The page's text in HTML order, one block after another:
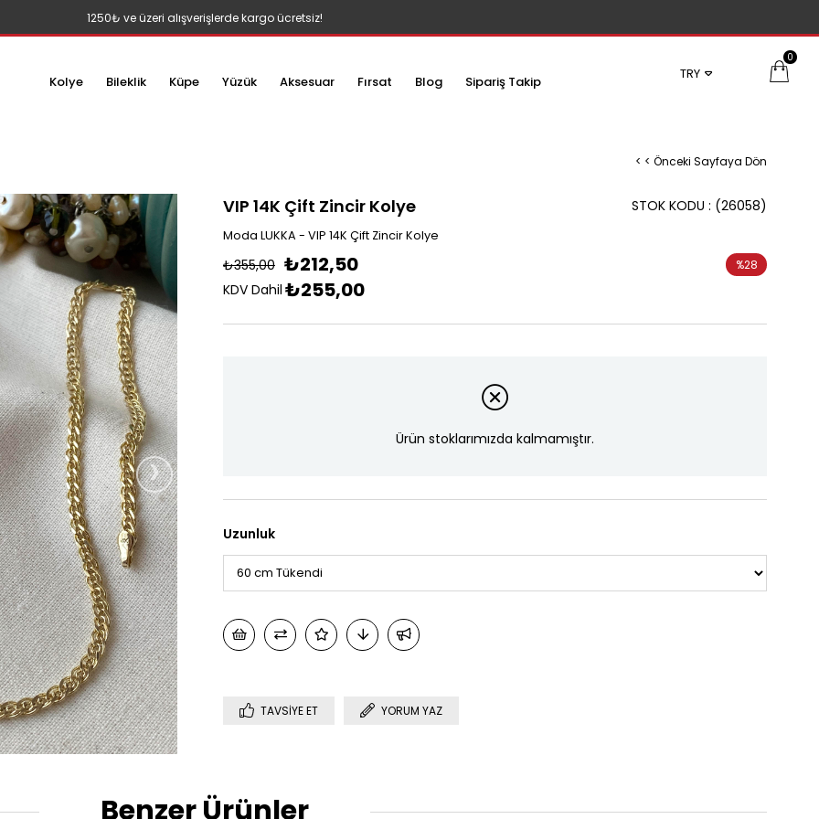
1250₺ ve üzeri alışverişlerde kargo ücretsiz!
0
TRY
Kolye Bileklik Küpe Yüzük Aksesuar Fırsat Blog Sipariş Takip
< < Önceki Sayfaya Dön
›
VIP 14K Çift Zincir Kolye (26058)
STOK KODU
Moda LUKKA - VIP 14K Çift Zincir Kolye
₺355,00 ₺212,50
KDV Dahil ₺255,00
%28
Ürün stoklarımızda kalmamıştır.
Uzunluk
TAVSIYE ET YORUM YAZ
Benzer Ürünler